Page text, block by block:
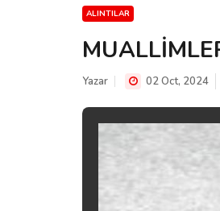
ALINTILAR
Yazar 02 Oct, 2024